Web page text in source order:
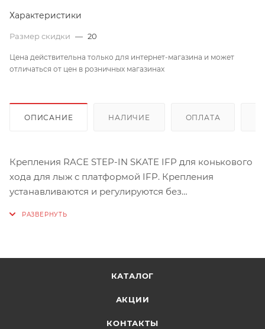
Характеристики
Размер скидки — 20
Цена действительна только для интернет-магазина и может
отличаться от цен в розничных магазинах
ОПИСАНИЕ НАЛИЧИЕ ОПЛАТА
Крепления RACE STEP-IN SKATE IFP для конькового
хода для лыж с платформой IFP. Крепления
устанавливаются и регулируются без
КАТАЛОГ
АКЦИИ
КОНТАКТЫ